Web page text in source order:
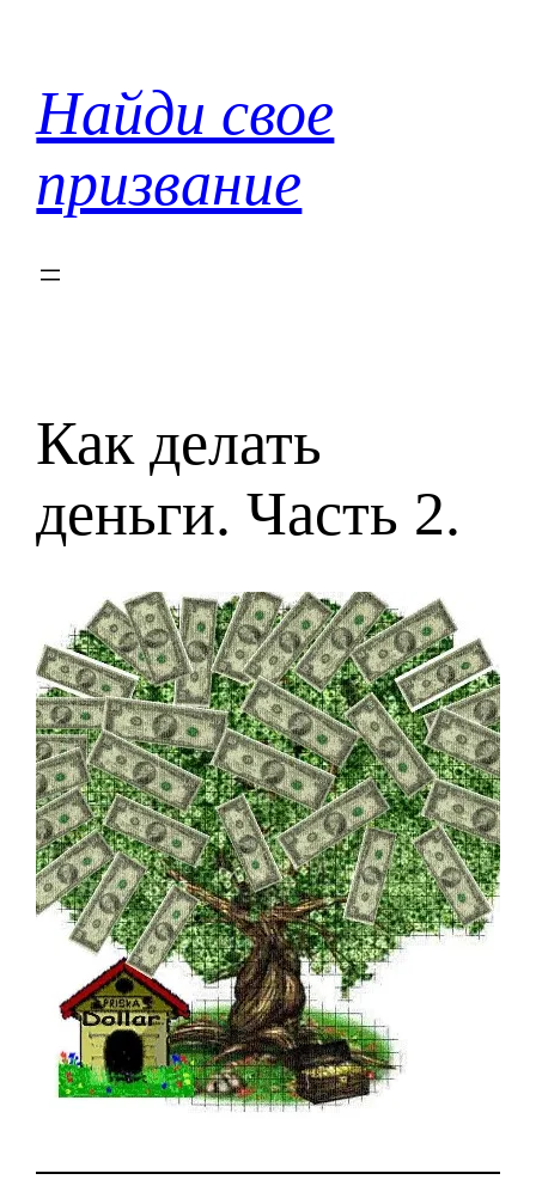
содержимому
Найди свое
призвание
Как делать
деньги. Часть 2.